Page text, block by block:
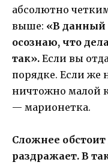
абсолютно
выше: «В данный
осознаю, что
так». Если вы
порядке. Если же
ничтожно малой
— марионетка.
Сложнее обстоит
раздражает. В